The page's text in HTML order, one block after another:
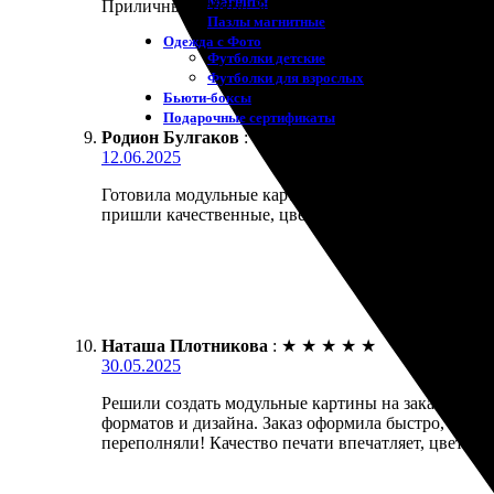
Пазлы магнитные
Одежда с Фото
Футболки детские
Футболки для взрослых
Бьюти-боксы
Подарочные сертификаты
Приличные ребята! Заказал картины на холсте,
Родион Булгаков :
12.06.2025
Готовила модульные картины на заказ. Процесс
пришли качественные, цвета яркие, детали
Наташа Плотникова : ★ ★ ★ ★ ★
30.05.2025
Решили создать модульные картины на заказ.
форматов и дизайна. Заказ оформила быстро, без
переполняли! Качество печати впечатляет, цвета